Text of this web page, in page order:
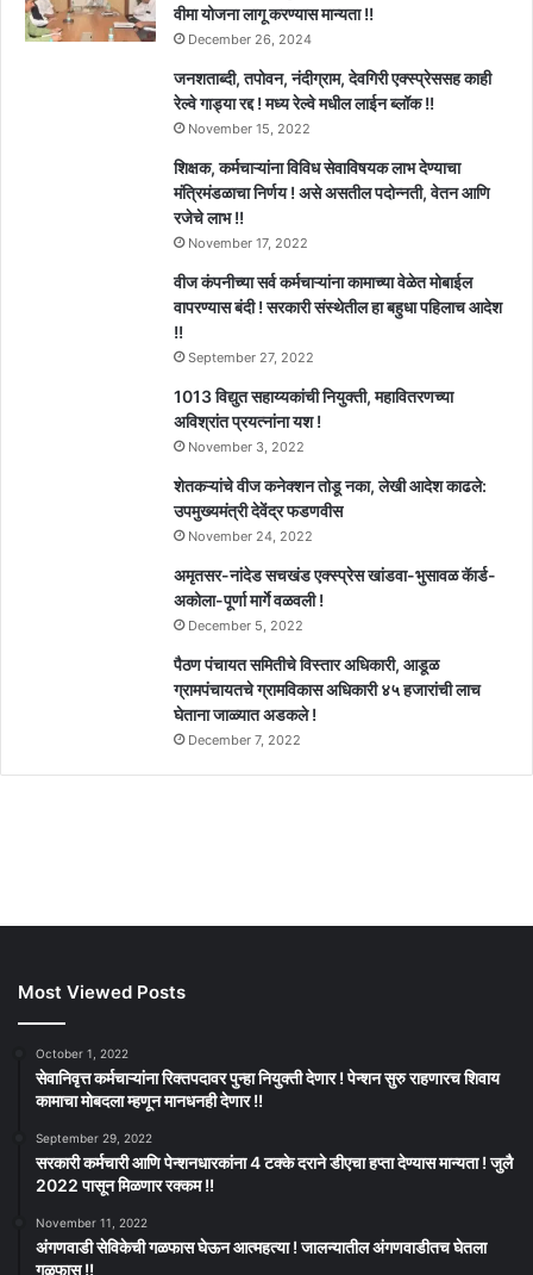
वीमा योजना लागू करण्यास मान्यता !!
December 26, 2024
जनशताब्दी, तपोवन, नंदीग्राम, देवगिरी एक्स्प्रेससह काही
रेल्वे गाड्या रद्द ! मध्य रेल्वे मधील लाईन ब्लॉक !!
November 15, 2022
शिक्षक, कर्मचाऱ्यांना विविध सेवाविषयक लाभ देण्याचा
मंत्रिमंडळाचा निर्णय ! असे असतील पदोन्नती, वेतन आणि
रजेचे लाभ !!
November 17, 2022
वीज कंपनीच्या सर्व कर्मचाऱ्यांना कामाच्या वेळेत मोबाईल
वापरण्यास बंदी ! सरकारी संस्थेतील हा बहुधा पहिलाच आदेश
!!
September 27, 2022
1013 विद्युत सहाय्यकांची नियुक्ती, महावितरणच्या
अविश्रांत प्रयत्नांना यश !
November 3, 2022
शेतकऱ्यांचे वीज कनेक्शन तोडू नका, लेखी आदेश काढले:
उपमुख्यमंत्री देवेंद्र फडणवीस
November 24, 2022
अमृतसर-नांदेड सचखंड एक्स्प्रेस खांडवा-भुसावळ कॅार्ड-
अकोला-पूर्णा मार्गे वळवली !
December 5, 2022
पैठण पंचायत समितीचे विस्तार अधिकारी, आडूळ
ग्रामपंचायतचे ग्रामविकास अधिकारी ४५ हजारांची लाच
घेताना जाळ्यात अडकले !
December 7, 2022
Most Viewed Posts
October 1, 2022
सेवानिवृत्त कर्मचाऱ्यांना रिक्तपदावर पुन्हा नियुक्ती देणार ! पेन्शन सुरु राहणारच शिवाय
कामाचा मोबदला म्हणून मानधनही देणार !!
September 29, 2022
सरकारी कर्मचारी आणि पेन्शनधारकांना 4 टक्के दराने डीएचा हप्ता देण्यास मान्यता ! जुलै
2022 पासून मिळणार रक्कम !!
November 11, 2022
अंगणवाडी सेविकेची गळफास घेऊन आत्महत्या ! जालन्यातील अंगणवाडीतच घेतला
गळफास !!